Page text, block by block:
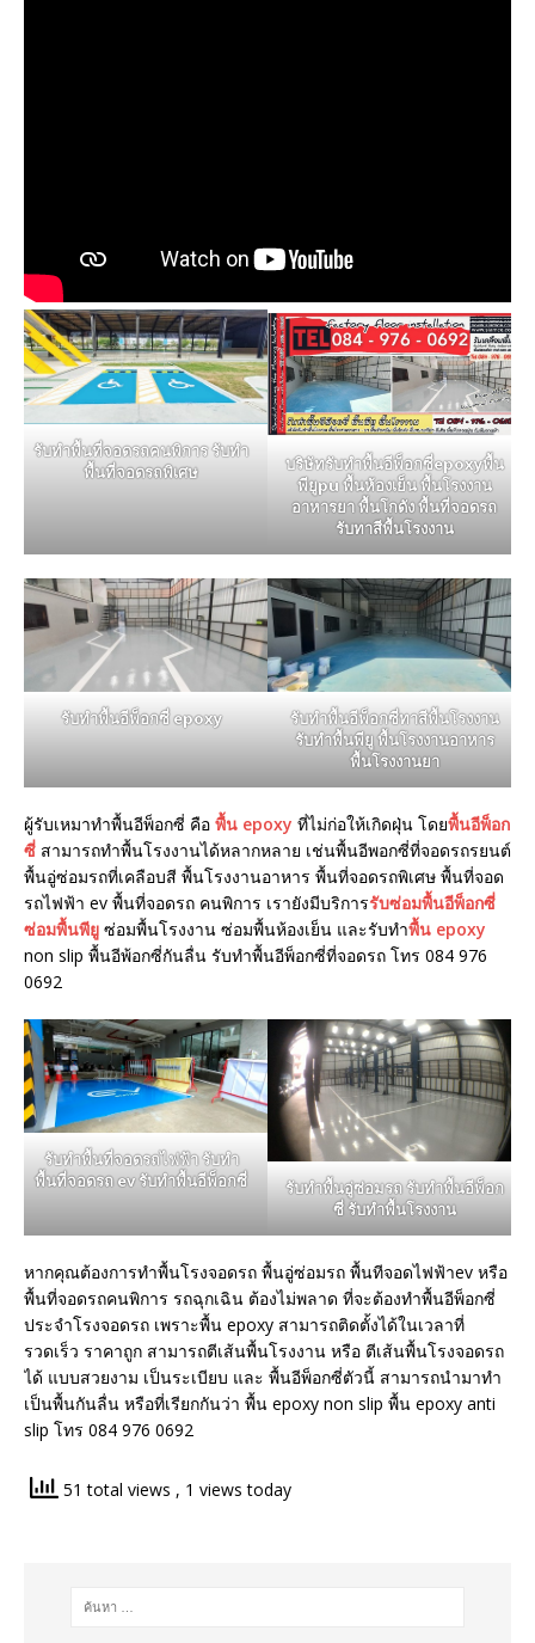
รับทำพื้นที่จอดรถคนพิการ รับทำ
พื้นที่จอดรถพิเศษ
บริษัทรับทำพื้นอีพ็อกซี่epoxyพื้น
พียูpu พื้นห้องเย็น พื้นโรงงาน
อาหารยา พื้นโกดัง พื้นที่จอดรถ
รับทาสีพื้นโรงงาน
รับทำพื้นอีพ็อกซี่ epoxy
รับทำพื้นอีพ็อกซี่ทาสีพื้นโรงงาน
รับทำพื้นพียู พื้นโรงงานอาหาร
พื้นโรงงานยา
ผู้รับเหมาทำพื้นอีพ็อกซี่ คือ พื้น epoxy ที่ไม่ก่อให้เกิดฝุ่น โดยพื้นอีพ็อก
ซี่ สามารถทำพื้นโรงงานได้หลากหลาย เช่นพื้นอีพอกซี่ที่จอดรถรยนต์
พื้นอู่ซ่อมรถที่เคลือบสี พื้นโรงงานอาหาร พื้นที่จอดรถพิเศษ พื้นที่จอด
รถไฟฟ้า ev พื้นที่จอดรถ คนพิการ เรายังมีบริการรับซ่อมพื้นอีพ็อกซี่
ซ่อมพื้นพียู ซ่อมพื้นโรงงาน ซ่อมพื้นห้องเย็น และรับทำพื้น epoxy
non slip พื้นอีพ้อกซี่กันลื่น รับทำพื้นอีพ็อกซี่ที่จอดรถ โทร 084 976
0692
รับทำพื้นที่จอดรถไฟฟ้า รับทำ
พื้นที่จอดรถ ev รับทำพื้นอีพ็อกซี่
รับทำพื้นอู่ซ่อมรถ รับทำพื้นอีพ็อก
ซี่ รับทำพื้นโรงงาน
หากคุณต้องการทำพื้นโรงจอดรถ พื้นอู่ซ่อมรถ พื้นทีจอดไฟฟ้าev หรือ
พื้นที่จอดรถคนพิการ รถฉุกเฉิน ต้องไม่พลาด ที่จะต้องทำพื้นอีพ็อกซี่
ประจำโรงจอดรถ เพราะพื้น epoxy สามารถติดตั้งได้ในเวลาที่
รวดเร็ว ราคาถูก สามารถตีเส้นพื้นโรงงาน หรือ ตีเส้นพื้นโรงจอดรถ
ได้ แบบสวยงาม เป็นระเบียบ และ พื้นอีพ็อกซี่ตัวนี้ สามารถนำมาทำ
เป็นพื้นกันลื่น หรือที่เรียกกันว่า พื้น epoxy non slip พื้น epoxy anti
slip โทร 084 976 0692
51 total views , 1 views today